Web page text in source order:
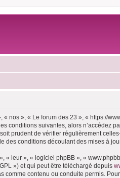
nos », « Le forum des 23 », « https://
conditions suivantes, alors n’accédez
prudent de vérifier régulièrement
des conditions découlant des mises à
leur », « logiciel phpBB », «
») et qui peut être téléchargé depuis
comme contenu ou conduite permis.